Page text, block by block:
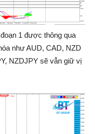
1 được thông qua
như AUD, CAD, NZD
NZDJPY sẽ vẫn giữ vị